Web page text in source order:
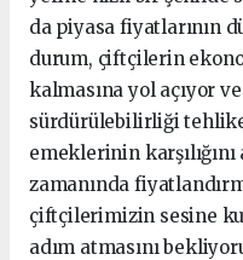
da piyasa fiyatlarının
durum, çiftçilerin
kalmasına yol açıyor
sürdürülebilirliği
emeklerinin
zamanında
çiftçilerimizin sesine
adım atmasını